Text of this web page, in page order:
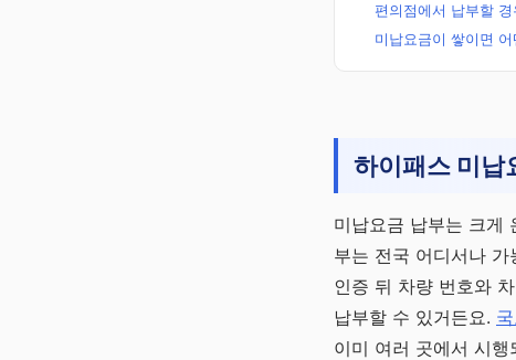
편의점에서 납부할
미납요금이 쌓이면
알리미
로 만드는 평생 월급 전
채널 바로가기
하이패스 미납
미납요금 납부는 크게
부는 전국 어디서나
인증 뒤 차량 번호와
납부할 수 있거든요.
이미 여러 곳에서 시